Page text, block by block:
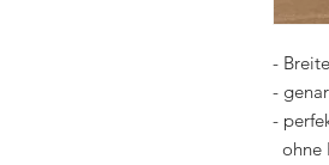
-
-
-
ohne